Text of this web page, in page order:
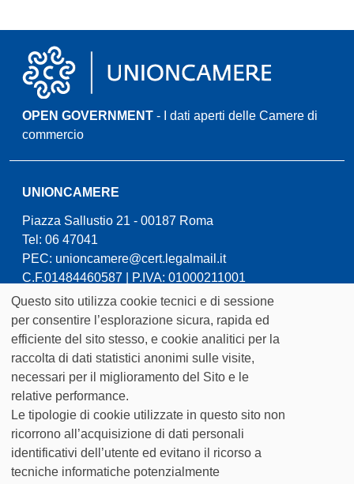
OPEN GOVERNMENT - I dati aperti delle Camere di
commercio
UNIONCAMERE
Piazza Sallustio 21 - 00187 Roma
Tel: 06 47041
PEC: unioncamere@cert.legalmail.it
C.F.01484460587 | P.IVA: 01000211001
IL PROGETTO
DATASET
COME FRUIRE DEI DATI
CONTATTI
NOTE LEGALI
Cookie
policy
Questo sito utilizza cookie tecnici e di sessione
per consentire l’esplorazione sicura, rapida ed
efficiente del sito stesso, e cookie analitici per la
raccolta di dati statistici anonimi sulle visite,
necessari per il miglioramento del Sito e le
relative performance.
Le tipologie di cookie utilizzate in questo sito non
ricorrono all’acquisizione di dati personali
identificativi dell’utente ed evitano il ricorso a
tecniche informatiche potenzialmente